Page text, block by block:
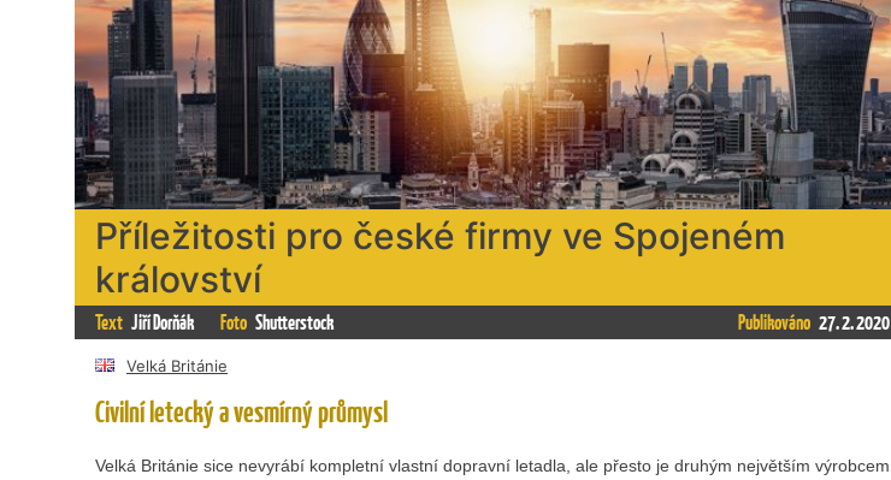
Příležitosti pro české firmy ve Spojeném
království
Text Jiří Dorňák Foto Shutterstock Publikováno 27. 2. 2020
Velká Británie
Civilní letecký a vesmírný průmysl
Velká Británie sice nevyrábí kompletní vlastní dopravní letadla, ale přesto je druhým největším výrobcem